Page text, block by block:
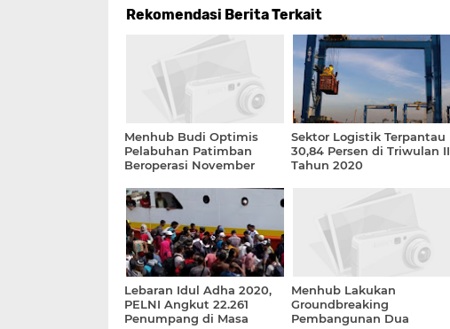
Rekomendasi Berita Terkait
Menhub Budi Optimis
Pelabuhan Patimban
Beroperasi November
Sektor Logistik Terpantau
30,84 Persen di Triwulan II
Tahun 2020
Lebaran Idul Adha 2020,
PELNI Angkut 22.261
Penumpang di Masa
Menhub Lakukan
Groundbreaking
Pembangunan Dua